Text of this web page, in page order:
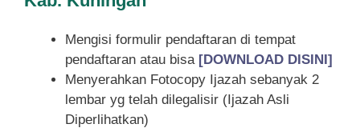
Mengisi formulir pendaftaran di tempat
pendaftaran atau bisa [DOWNLOAD DISINI]
Menyerahkan Fotocopy Ijazah sebanyak 2
lembar yg telah dilegalisir (Ijazah Asli
Diperlihatkan)